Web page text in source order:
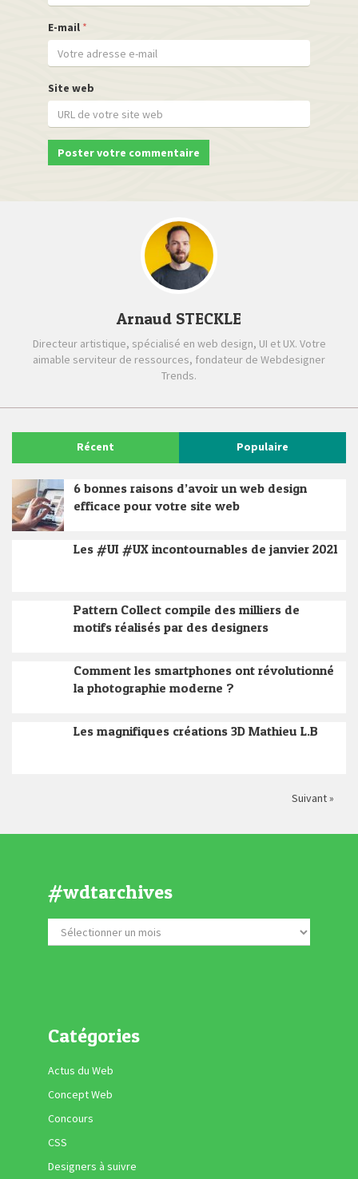
E-mail *
Site web
Arnaud STECKLE
Directeur artistique, spécialisé en web design, UI et UX. Votre
aimable serviteur de ressources, fondateur de Webdesigner
Trends.
Récent Populaire
6 bonnes raisons d’avoir un web design
efficace pour votre site web
Les #UI #UX incontournables de janvier 2021
Pattern Collect compile des milliers de
motifs réalisés par des designers
Comment les smartphones ont révolutionné
la photographie moderne ?
Les magnifiques créations 3D Mathieu L.B
Suivant »
#wdtarchives
Catégories
Actus du Web
Concept Web
Concours
CSS
Designers à suivre